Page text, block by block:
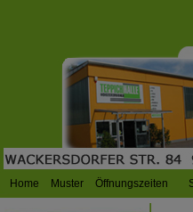
Home Muster Öffnungszeiten